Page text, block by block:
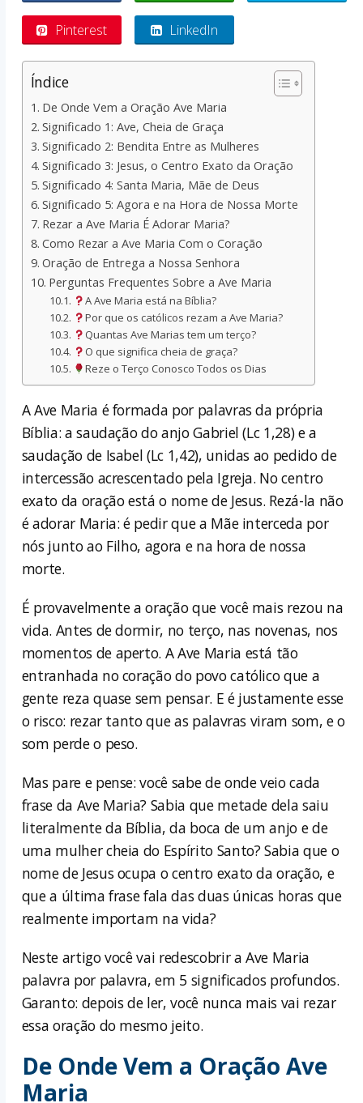
Pinterest LinkedIn
Índice
De Onde Vem a Oração Ave Maria
Significado 1: Ave, Cheia de Graça
Significado 2: Bendita Entre as Mulheres
Significado 3: Jesus, o Centro Exato da Oração
Significado 4: Santa Maria, Mãe de Deus
Significado 5: Agora e na Hora de Nossa Morte
Rezar a Ave Maria É Adorar Maria?
Como Rezar a Ave Maria Com o Coração
Oração de Entrega a Nossa Senhora
Perguntas Frequentes Sobre a Ave Maria
A Ave Maria está na Bíblia?
Por que os católicos rezam a Ave Maria?
Quantas Ave Marias tem um terço?
O que significa cheia de graça?
Reze o Terço Conosco Todos os Dias
A Ave Maria é formada por palavras da própria
Bíblia: a saudação do anjo Gabriel (Lc 1,28) e a
saudação de Isabel (Lc 1,42), unidas ao pedido de
intercessão acrescentado pela Igreja. No centro
exato da oração está o nome de Jesus. Rezá-la não
é adorar Maria: é pedir que a Mãe interceda por
nós junto ao Filho, agora e na hora de nossa
morte.
É provavelmente a oração que você mais rezou na
vida. Antes de dormir, no terço, nas novenas, nos
momentos de aperto. A Ave Maria está tão
entranhada no coração do povo católico que a
gente reza quase sem pensar. E é justamente esse
o risco: rezar tanto que as palavras viram som, e o
som perde o peso.
Mas pare e pense: você sabe de onde veio cada
frase da Ave Maria? Sabia que metade dela saiu
literalmente da Bíblia, da boca de um anjo e de
uma mulher cheia do Espírito Santo? Sabia que o
nome de Jesus ocupa o centro exato da oração, e
que a última frase fala das duas únicas horas que
realmente importam na vida?
Neste artigo você vai redescobrir a Ave Maria
palavra por palavra, em 5 significados profundos.
Garanto: depois de ler, você nunca mais vai rezar
essa oração do mesmo jeito.
De Onde Vem a Oração Ave
Maria